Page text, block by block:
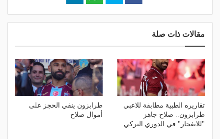
مقالات ذات صلة
تقاريره الطبية مطابقة للاعبي
طرابزون.. صلاح جاهز
"للانفجار" في الدوري التركي
طرابزون ينفي الحجز على
أموال صلاح